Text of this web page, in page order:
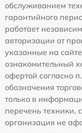
обслуживанием
гарантийного
работает
авторизации от
указанные на
ознакомительный
офертой согласно
обозначения
только в
перечень техники,
организация не